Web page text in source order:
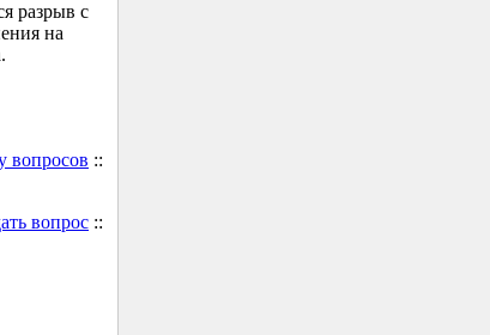
разрыв с
на
вопросов ::
вопрос ::